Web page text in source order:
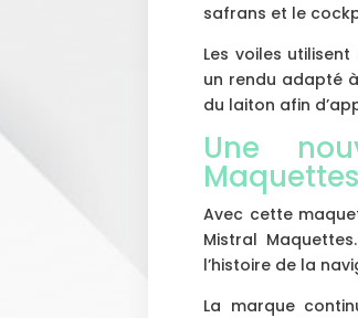
safrans et le
Les voiles
un rendu adapté
du laiton afin
Une
Maquettes
Avec cette
Mistral
l’histoire de la
La marque